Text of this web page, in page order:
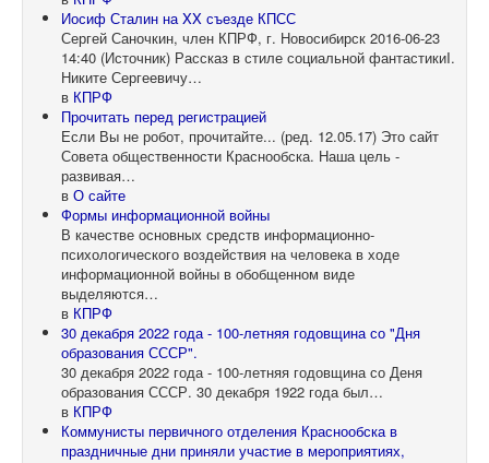
Иосиф Сталин на XX съезде КПСС
Сергей Саночкин, член КПРФ, г. Новосибирск 2016-06-23
14:40 (Источник) Рассказ в стиле социальной фантастикиI.
Никите Сергеевичу…
в КПРФ
Прочитать перед регистрацией
Если Вы не робот, прочитайте... (ред. 12.05.17) Это сайт
Совета общественности Краснообска. Наша цель -
развивая…
в О сайте
Формы информационной войны
В качестве основных средств информационно-
психологического воздействия на человека в ходе
информационной войны в обобщенном виде
выделяются…
в КПРФ
30 декабря 2022 года - 100-летняя годовщина со "Дня
образования СССР".
30 декабря 2022 года - 100-летняя годовщина со Деня
образования СССР. 30 декабря 1922 года был…
в КПРФ
Коммунисты первичного отделения Краснообска в
праздничные дни приняли участие в мероприятиях,